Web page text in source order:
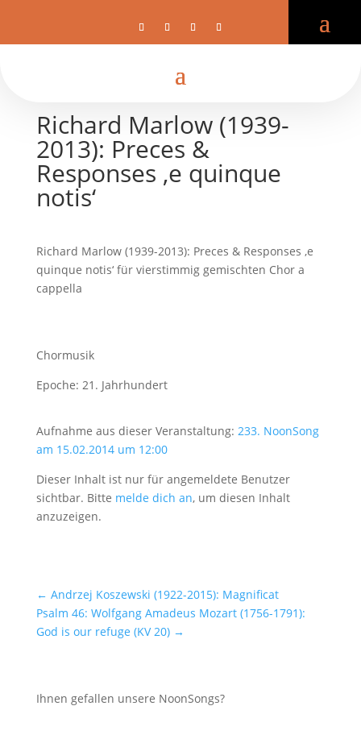
Richard Marlow (1939-
2013): Preces &
Responses ‚e quinque
notis‘
Richard Marlow (1939-2013): Preces & Responses ‚e
quinque notis‘ für vierstimmig gemischten Chor a
cappella
Chormusik
Epoche: 21. Jahrhundert
Aufnahme aus dieser Veranstaltung: 233. NoonSong
am 15.02.2014 um 12:00
Dieser Inhalt ist nur für angemeldete Benutzer
sichtbar. Bitte melde dich an, um diesen Inhalt
anzuzeigen.
← Andrzej Koszewski (1922-2015): Magnificat
Psalm 46: Wolfgang Amadeus Mozart (1756-1791):
God is our refuge (KV 20)→
Ihnen gefallen unsere NoonSongs?